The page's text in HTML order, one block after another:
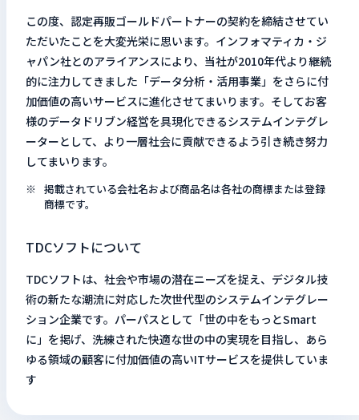
この度、認定再販ゴールドパートナーの契約を締結させてい
ただいたことを大変光栄に思います。インフォマティカ・ジ
ャパン社とのアライアンスにより、当社が2010年代より継続
的に注力してきました「データ分析・活用事業」をさらに付
加価値の高いサービスに進化させてまいります。そしてお客
様のデータドリブン経営を具現化できるシステムインテグレ
ーターとして、より一層社会に貢献できるよう引き続き努力
してまいります。
掲載されている会社名および商品名は各社の商標または登録
商標です。
TDCソフトについて
TDCソフトは、社会や市場の潜在ニーズを捉え、デジタル技
術の新たな潮流に対応した次世代型のシステムインテグレー
ション企業です。パーパスとして「世の中をもっとSmart
に」を掲げ、洗練された快適な世の中の実現を目指し、あら
ゆる領域の顧客に付加価値の高いITサービスを提供していま
す